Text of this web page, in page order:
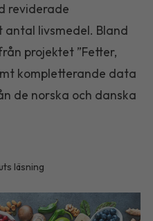
reviderade
livsmedel. Bland
projektet ”Fetter,
kompletterande data
de norska och danska
läsning